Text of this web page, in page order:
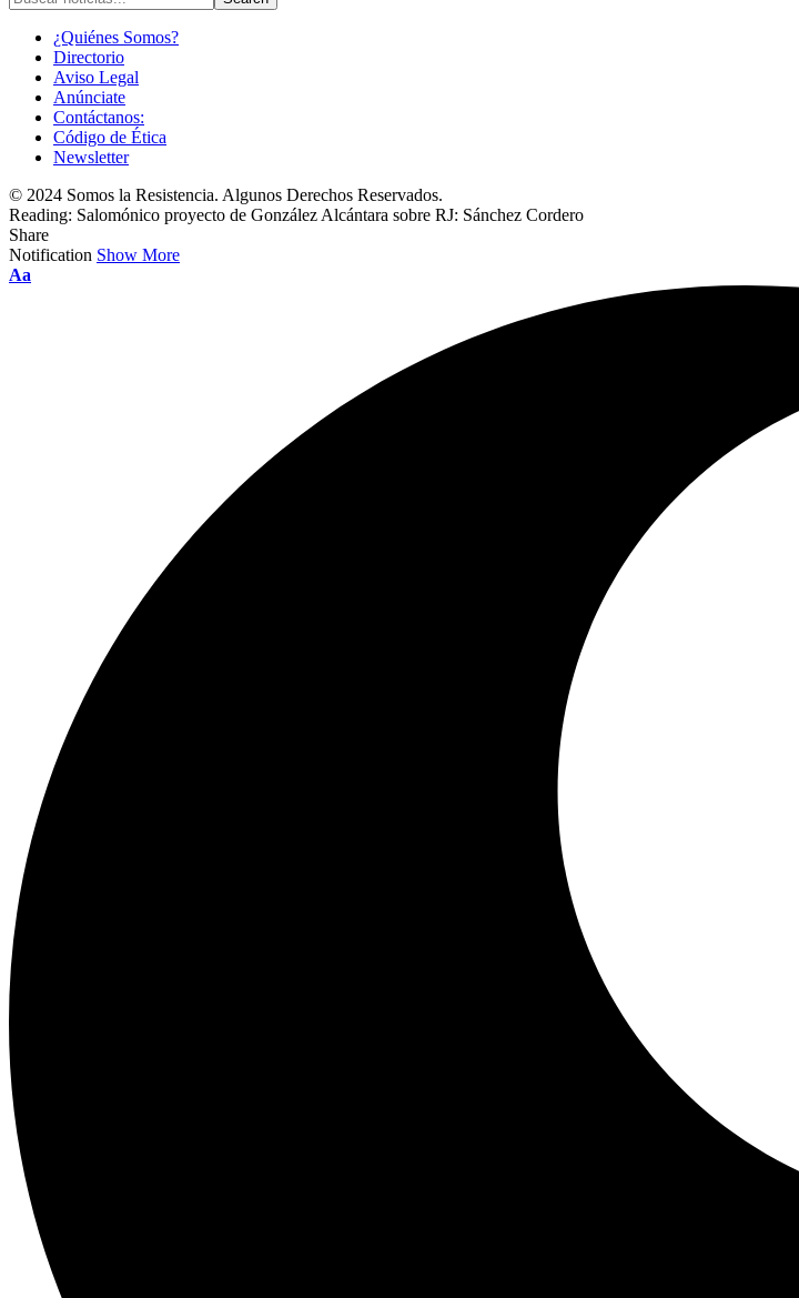
¿Quiénes Somos?
Directorio
Aviso Legal
Anúnciate
Contáctanos:
Código de Ética
Newsletter
© 2024 Somos la Resistencia. Algunos Derechos Reservados.
Reading: Salomónico proyecto de González Alcántara sobre RJ: Sánchez Cordero
Share
Notification Show More
Font
Aa